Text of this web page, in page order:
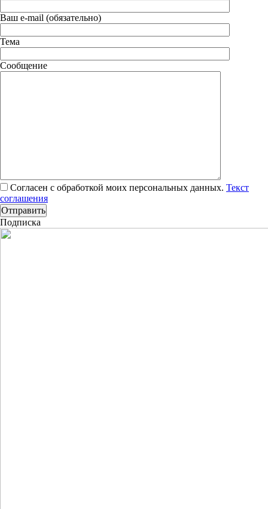
Ваш e-mail (обязательно)
Тема
Сообщение
Согласен с обработкой моих персональных данных. Текст
соглашения
Подписка